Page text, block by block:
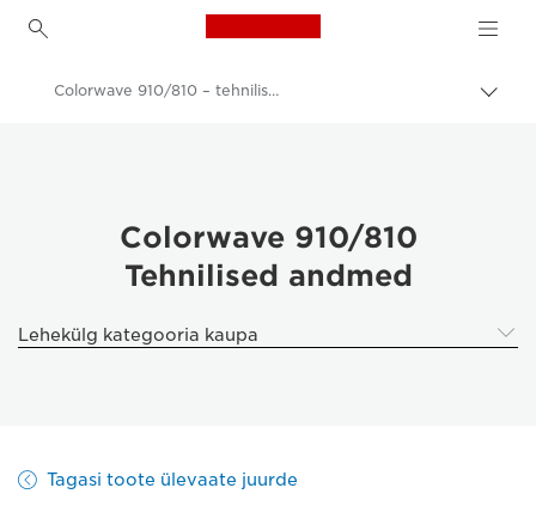
Canon Logo, back to
Lülita
Äritooted
High-Quality Large Format Printers for CAD/GIS and Stunning Graphics
Colorwave 910/810 – tehnilised andmed
Colorwave 910/810
Tehnilised andmed
Lehekülg kategooria kaupa
Tagasi toote ülevaate juurde